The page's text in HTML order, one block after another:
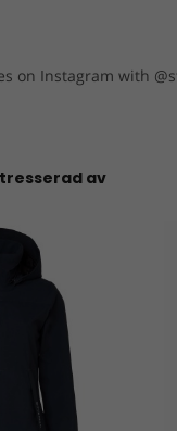
on Instagram with
av